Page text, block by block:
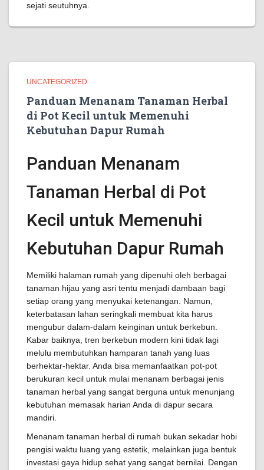
sejati seutuhnya.
UNCATEGORIZED
Panduan Menanam Tanaman Herbal
di Pot Kecil untuk Memenuhi
Kebutuhan Dapur Rumah
Panduan Menanam
Tanaman Herbal di Pot
Kecil untuk Memenuhi
Kebutuhan Dapur Rumah
Memiliki halaman rumah yang dipenuhi oleh berbagai
tanaman hijau yang asri tentu menjadi dambaan bagi
setiap orang yang menyukai ketenangan. Namun,
keterbatasan lahan seringkali membuat kita harus
mengubur dalam-dalam keinginan untuk berkebun.
Kabar baiknya, tren berkebun modern kini tidak lagi
melulu membutuhkan hamparan tanah yang luas
berhektar-hektar. Anda bisa memanfaatkan pot-pot
berukuran kecil untuk mulai menanam berbagai jenis
tanaman herbal yang sangat berguna untuk menunjang
kebutuhan memasak harian Anda di dapur secara
mandiri.
Menanam tanaman herbal di rumah bukan sekadar hobi
pengisi waktu luang yang estetik, melainkan juga bentuk
investasi gaya hidup sehat yang sangat bernilai. Dengan